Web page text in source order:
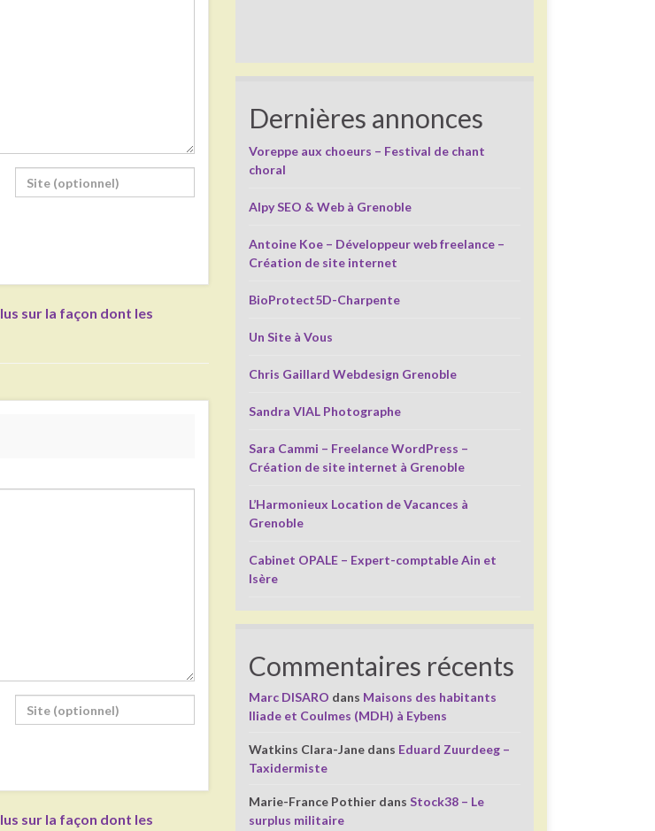
sur la façon dont les
sur la façon dont les
Dernières annonces
Voreppe aux choeurs – Festival de chant
choral
Alpy SEO & Web à Grenoble
Antoine Koe – Développeur web freelance –
Création de site internet
BioProtect5D-Charpente
Un Site à Vous
Chris Gaillard Webdesign Grenoble
Sandra VIAL Photographe
Sara Cammi – Freelance WordPress –
Création de site internet à Grenoble
L’Harmonieux Location de Vacances à
Grenoble
Cabinet OPALE – Expert-comptable Ain et
Isère
Commentaires récents
Marc DISARO dans Maisons des habitants
Iliade et Coulmes (MDH) à Eybens
Watkins Clara-Jane dans Eduard Zuurdeeg –
Taxidermiste
Marie-France Pothier dansStock38 – Le
surplus militaire